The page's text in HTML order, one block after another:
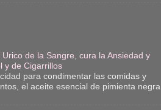
de la Sangre, cura la Ansiedad y
y de Cigarrillos
para condimentar las comidas y
el aceite esencial de pimienta negra